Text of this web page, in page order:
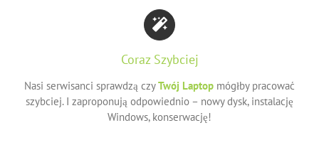
Coraz Szybciej
Nasi serwisanci sprawdzą czyTwój Laptop mógłby pracować
szybciej. I zaproponują odpowiednio – nowy dysk, instalację
Windows, konserwację!